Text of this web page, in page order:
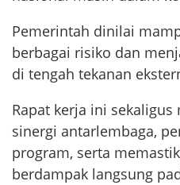
Pemerintah dinilai
berbagai risiko dan
di tengah tekanan
Rapat kerja ini
sinergi antarlembaga,
program, serta
berdampak langsung